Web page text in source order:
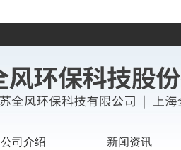
公司介绍 新闻资讯